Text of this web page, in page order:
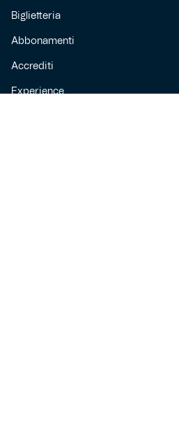
Biglietteria
Abbonamenti
Accrediti
Experience